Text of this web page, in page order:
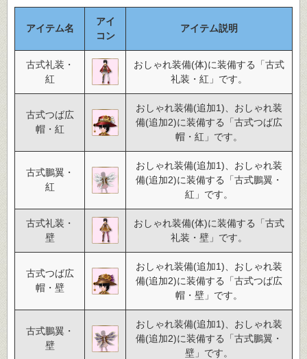
アイテム名
アイ
コン
アイテム説明
古式礼装・
紅
おしゃれ装備(体)に装備する「古式
礼装・紅」です。
古式つば広
帽・紅
おしゃれ装備(追加1)、おしゃれ装
備(追加2)に装備する「古式つば広
帽・紅」です。
古式鵬翼・
紅
おしゃれ装備(追加1)、おしゃれ装
備(追加2)に装備する「古式鵬翼・
紅」です。
古式礼装・
壁
おしゃれ装備(体)に装備する「古式
礼装・壁」です。
古式つば広
帽・壁
おしゃれ装備(追加1)、おしゃれ装
備(追加2)に装備する「古式つば広
帽・壁」です。
古式鵬翼・
壁
おしゃれ装備(追加1)、おしゃれ装
備(追加2)に装備する「古式鵬翼・
壁」です。